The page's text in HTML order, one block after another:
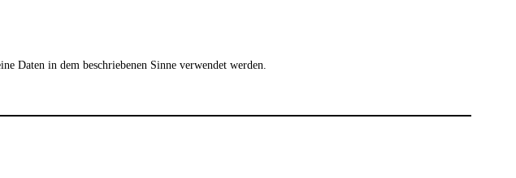
Daten in dem beschriebenen Sinne verwendet werden.